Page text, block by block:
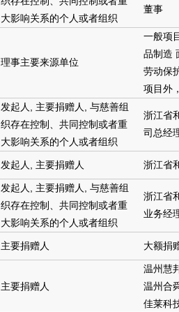
大影响关系的个人或者组织
董事
理事主要来源单位
一般项
品制造
劳动保
项目外
发起人, 主要捐赠人, 与慈善组
织存在控制、共同控制或者重
大影响关系的个人或者组织
浙江省
司总经
发起人, 主要捐赠人 浙江省
发起人, 主要捐赠人, 与慈善组
织存在控制、共同控制或者重
大影响关系的个人或者组织
浙江省
业务经
主要捐赠人 大额捐
主要捐赠人
温州慧
温州合
佳莱科